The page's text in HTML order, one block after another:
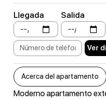
Llegada Salida
Ver
Acerca del apartamento
Moderno apartamento